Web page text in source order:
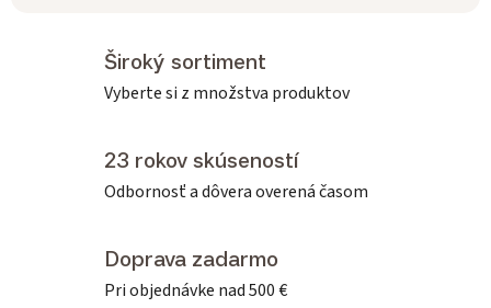
Široký sortiment
Vyberte si z množstva produktov
23 rokov skúseností
Odbornosť a dôvera overená časom
Doprava zadarmo
Pri objednávke nad 500 €